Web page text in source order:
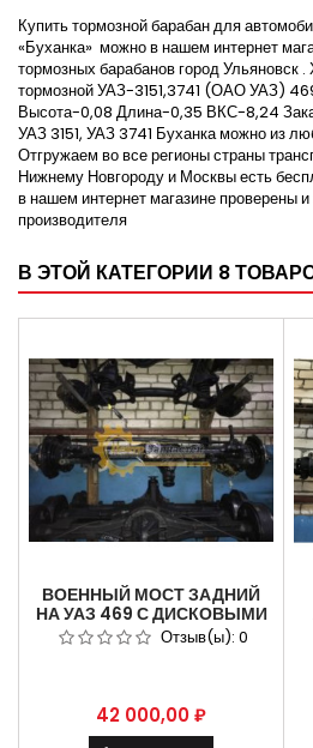
Купить тормозной барабан для
«Буханка» можно в нашем интернет
тормозных барабанов город Ульяновск
тормозной УАЗ-3151,3741 (ОАО УАЗ)
Высота-0,08 Длина-0,35 ВКС-8,24
УАЗ 3151, УАЗ 3741 Буханка можно из
Отгружаем во все регионы страны
Нижнему Новгороду и Москвы есть
в нашем интернет магазине проверены
производителя
В ЭТОЙ КАТЕГОРИИ 8
ВОЕННЫЙ МОСТ ЗАДНИЙ
НА УАЗ 469 С ДИСКОВЫМИ
ТОРМОЗАМИ .
Отзыв(ы): 0
Цена
42 000,00 ₽